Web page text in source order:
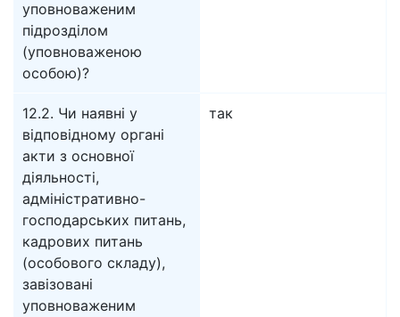
уповноваженим
підрозділом
(уповноваженою
особою)?
12.2. Чи наявні у
відповідному органі
акти з основної
діяльності,
адміністративно-
господарських питань,
кадрових питань
(особового складу),
завізовані
уповноваженим
так